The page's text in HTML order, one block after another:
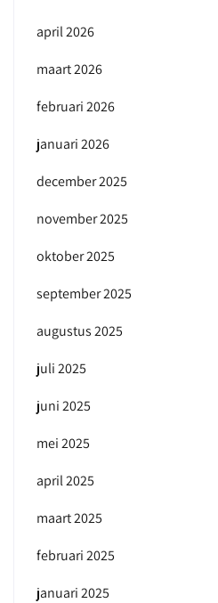
april 2026
maart 2026
februari 2026
januari 2026
december 2025
november 2025
oktober 2025
september 2025
augustus 2025
juli 2025
juni 2025
mei 2025
april 2025
maart 2025
februari 2025
januari 2025